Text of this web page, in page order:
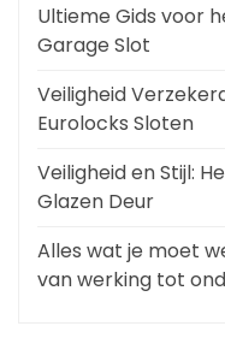
Ultieme Gids voor
Garage Slot
Veiligheid
Eurolocks Sloten
Veiligheid en Stijl:
Glazen Deur
Alles wat je moet
van werking tot